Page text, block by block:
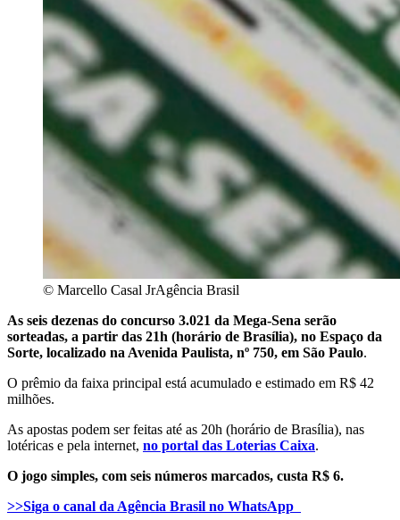
© Marcello Casal JrAgência Brasil
As seis dezenas do concurso 3.021 da Mega-Sena serão
sorteadas, a partir das 21h (horário de Brasília), no Espaço da
Sorte, localizado na Avenida Paulista, nº 750, em São Paulo.
O prêmio da faixa principal está acumulado e estimado em R$ 42
milhões.
As apostas podem ser feitas até as 20h (horário de Brasília), nas
lotéricas e pela internet, no portal das Loterias Caixa.
O jogo simples, com seis números marcados, custa R$ 6.
>>Siga o canal da Agência Brasil no WhatsApp